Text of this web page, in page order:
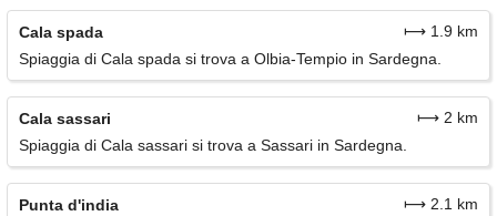
Cala spada
⟼ 1.9 km
Spiaggia di Cala spada si trova a Olbia-Tempio in Sardegna.
Cala sassari
⟼ 2 km
Spiaggia di Cala sassari si trova a Sassari in Sardegna.
Punta d'india
⟼ 2.1 km